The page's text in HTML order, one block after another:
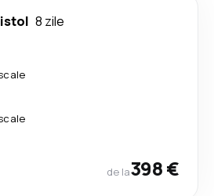
8 zile
de la398 €